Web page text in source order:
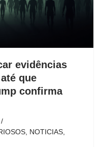
evidências
que
confirma
NOTICIAS